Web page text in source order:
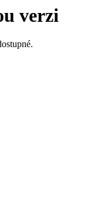
verzi